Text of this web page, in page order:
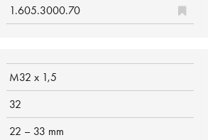
1.605.3000.70
M32 x 1,5
32
22 – 33 mm